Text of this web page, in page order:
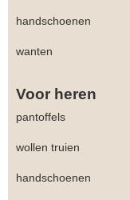
handschoenen
wanten
Voor heren
pantoffels
wollen truien
handschoenen